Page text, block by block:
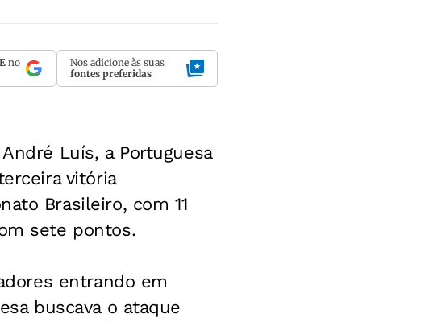
no
Nos adicione às suas
fontes preferidas
Luís, a Portuguesa
vitória
Brasileiro, com 11
sete pontos.
entrando em
buscava o ataque